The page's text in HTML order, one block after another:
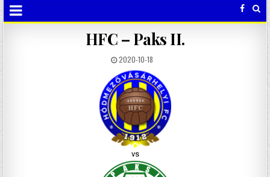
HFC – Paks II.
2020-10-18
vs